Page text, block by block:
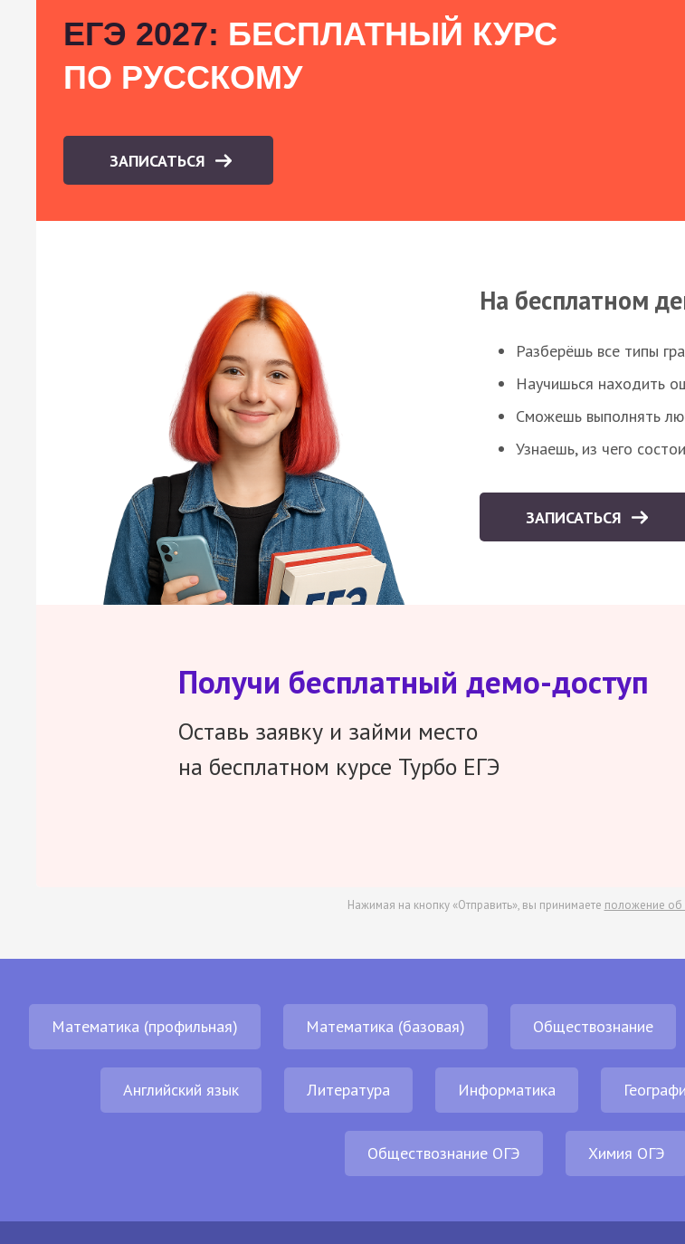
ЕГЭ 2027: БЕСПЛАТНЫЙ КУРС
ПО РУССКОМУ
ЗАПИСАТЬСЯ
На бесплатном
Разберёшь все типы
Научишься находить
Сможешь выполнять
Узнаешь, из чего
ЗАПИСАТЬСЯ
Получи бесплатный демо-доступ
Оставь заявку и займи место
на бесплатном курсе Турбо ЕГЭ
Нажимая на кнопку «Отправить», вы принимаете положение об
Математика (профильная) Математика (базовая) Обществознание
Английский язык Литература Информатика
Обществознание ОГЭ Химия ОГЭ